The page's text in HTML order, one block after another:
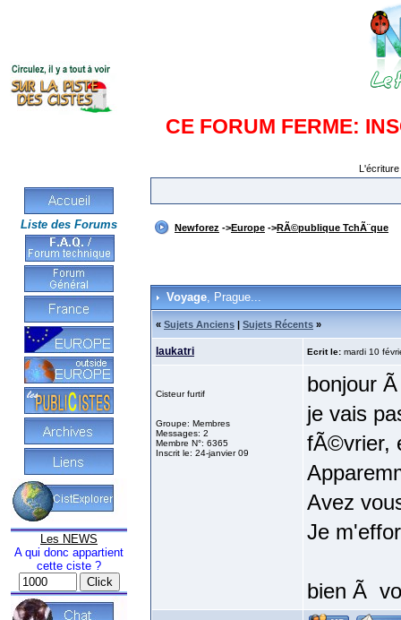
CE FORUM FERME:
Liste des Forums
Les NEWS
A qui donc appartient
cette ciste ?
Newforez ->Europe ->RÃ©publique TchÃ¨que
Voyage, Prague...
« Sujets Anciens | Sujets Récents »
laukatri Ecrit le: mardi 10
Cisteur furtif
Groupe: Membres
Messages: 2
Membre N°: 6365
Inscrit le: 24-janvier 09
bonjour
je vais
fÃ©vrier,
Avez
Je
bien Ã